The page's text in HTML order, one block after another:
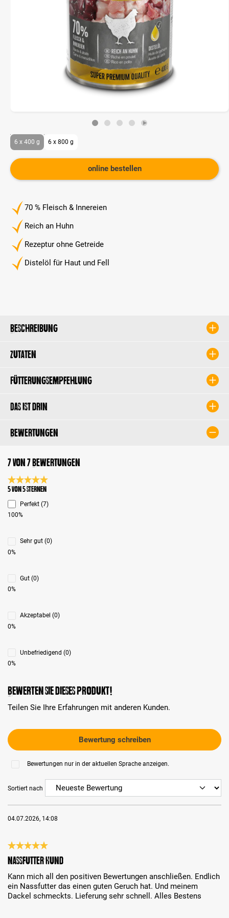
70 % Fleisch & Innereien
Reich an Huhn
Rezeptur ohne Getreide
Distelöl für Haut und Fell
6 x 400 g 6 x 800 g
online bestellen
Beschreibung
Zutaten
Fütterungsempfehlung
Das ist drin
Bewertungen
7 von 7 Bewertungen
Durchschnittliche Bewertung 5 von 5 Sternen
5 von 5 Sternen
Perfekt (7)
100%
Sehr gut (0)
0%
Gut (0)
0%
Akzeptabel (0)
0%
Unbefriedigend (0)
0%
Bewerten Sie dieses Produkt!
Teilen Sie Ihre Erfahrungen mit anderen Kunden.
Bewertung schreiben
Bewertungen nur in der aktuellen Sprache anzeigen.
Sortiert nach
04.07.2026, 14:08
Bewertung mit 5 von 5 Sternen
Nassfutter Hund
Kann mich all den positiven Bewertungen anschließen. Endlich
ein Nassfutter das einen guten Geruch hat. Und meinem
Dackel schmeckts. Lieferung sehr schnell. Alles Bestens